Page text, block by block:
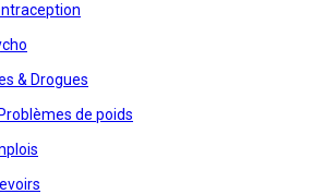
& Drogues
de poids